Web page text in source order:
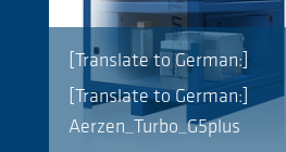
[Translate to German:]
[Translate to German:]
Aerzen_Turbo_G5plus